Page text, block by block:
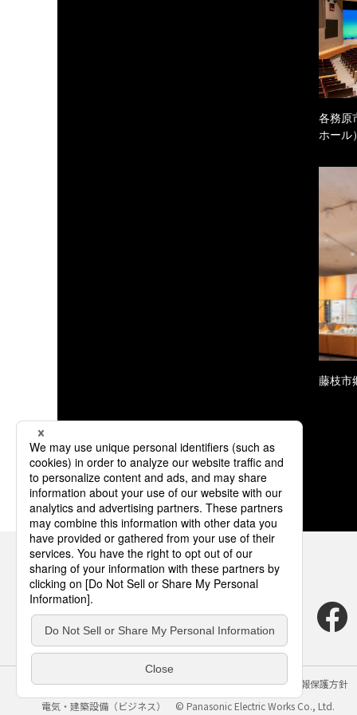
各務原
ホール
藤枝市
サイトのご利用にあたって クッキーポリシー
個人情報保護方針
電気・建築設備（ビジネス）
© Panasonic Electric Works Co., Ltd.